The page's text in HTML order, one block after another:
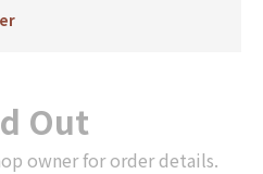
Out
owner for order details.